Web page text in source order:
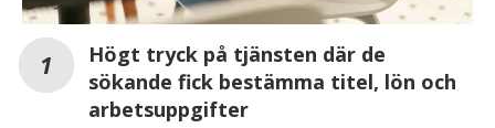
Högt tryck på tjänsten där de
sökande fick bestämma titel, lön och
arbetsuppgifter